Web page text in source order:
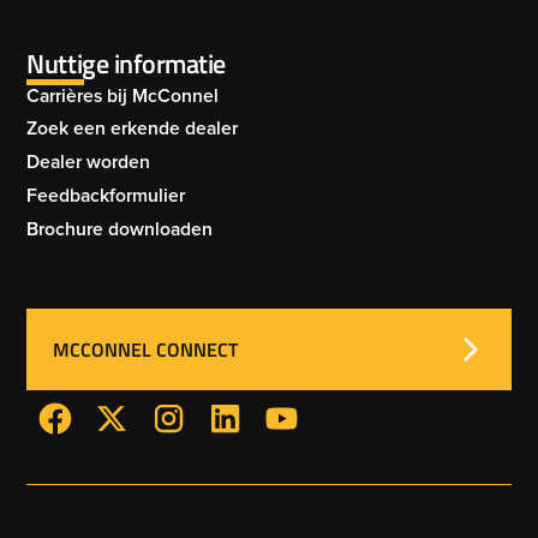
GRASSLAND SHAKAERATOR 007
REJUVENATOR 005
REJUVENATOR 007
Nuttige informatie
Carrières bij McConnel
Zoek een erkende dealer
Dealer worden
Feedbackformulier
Brochure downloaden
MCCONNEL CONNECT